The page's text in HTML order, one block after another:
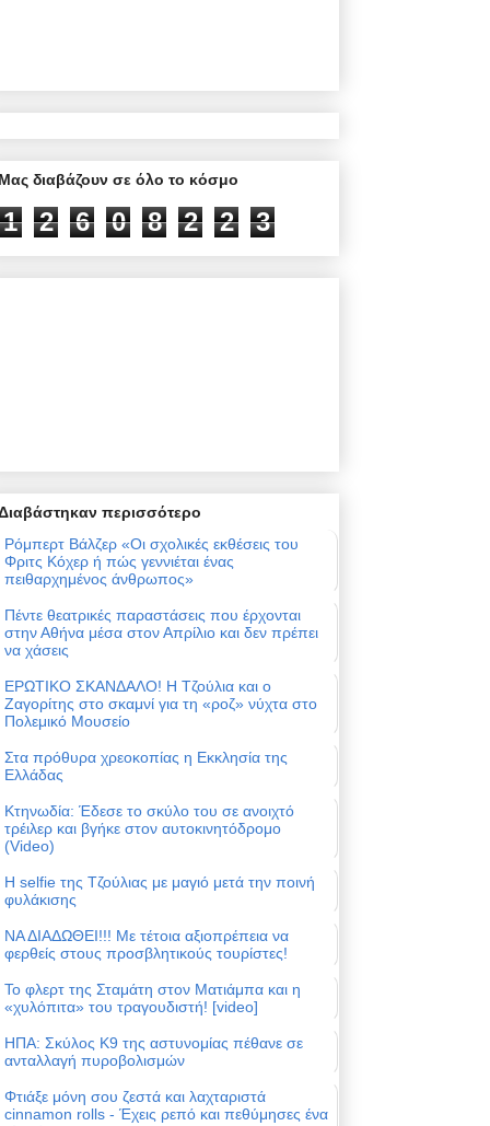
Μας διαβάζουν σε όλο το κόσμο
1 2 6 0 8 2 2 3
περισσότερο
Ρόμπερτ Βάλζερ «Οι σχολικές εκθέσεις του
Φριτς Κόχερ ή πώς γεννιέται ένας
πειθαρχημένος άνθρωπος»
Πέντε θεατρικές παραστάσεις που έρχονται
στην Αθήνα μέσα στον Απρίλιο και δεν πρέπει
να χάσεις
ΕΡΩΤΙΚΟ ΣΚΑΝΔΑΛΟ! Η Τζούλια και ο
Ζαγορίτης στο σκαμνί για τη «ροζ» νύχτα στο
Πολεμικό Μουσείο
Στα πρόθυρα χρεοκοπίας η Εκκλησία της
Ελλάδας
Κτηνωδία: Έδεσε το σκύλο του σε ανοιχτό
τρέιλερ και βγήκε στον αυτοκινητόδρομο
(Video)
Η selfie της Τζούλιας με μαγιό μετά την ποινή
φυλάκισης
ΝΑ ΔΙΑΔΩΘΕΙ!!! Με τέτοια αξιοπρέπεια να
φερθείς στους προσβλητικούς τουρίστες!
Το φλερτ της Σταμάτη στον Ματιάμπα και η
«χυλόπιτα» του τραγουδιστή! [video]
ΗΠΑ: Σκύλος Κ9 της αστυνομίας πέθανε σε
ανταλλαγή πυροβολισμών
Φτιάξε μόνη σου ζεστά και λαχταριστά
cinnamon rolls - Έχεις ρεπό και πεθύμησες ένα